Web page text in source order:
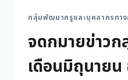
กลุ่มพัฒนาครูและบุคลากรทา
จดกมายข่าว
เดือนมิถุนาย